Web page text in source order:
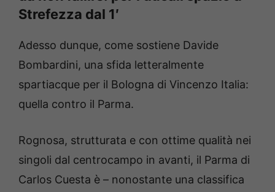
Strefezza dal 1′
Adesso dunque, come sostiene Davide
Bombardini, una sfida letteralmente
spartiacque per il Bologna di Vincenzo Italia:
quella contro il Parma.
Rognosa, strutturata e con ottime qualità nei
singoli dal centrocampo in avanti, il Parma di
Carlos Cuesta è – nonostante una classifica